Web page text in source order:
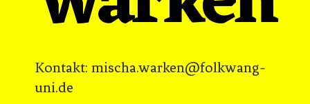
Kontakt: mischa.warken@folkwang-
uni.de